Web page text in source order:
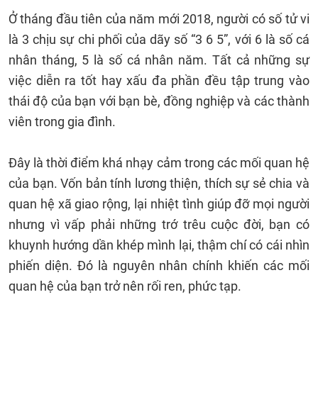
Ở tháng đầu tiên của năm mới 2018, người có số tử vi
là 3 chịu sự chi phối của dãy số “3 6 5”, với 6 là số cá
nhân tháng, 5 là số cá nhân năm. Tất cả những sự
việc diễn ra tốt hay xấu đa phần đều tập trung vào
thái độ của bạn với bạn bè, đồng nghiệp và các thành
viên trong gia đình.
Đây là thời điểm khá nhạy cảm trong các mối quan hệ
của bạn. Vốn bản tính lương thiện, thích sự sẻ chia và
quan hệ xã giao rộng, lại nhiệt tình giúp đỡ mọi người
nhưng vì vấp phải những trớ trêu cuộc đời, bạn có
khuynh hướng dần khép mình lại, thậm chí có cái nhìn
phiến diện. Đó là nguyên nhân chính khiến các mối
quan hệ của bạn trở nên rối ren, phức tạp.